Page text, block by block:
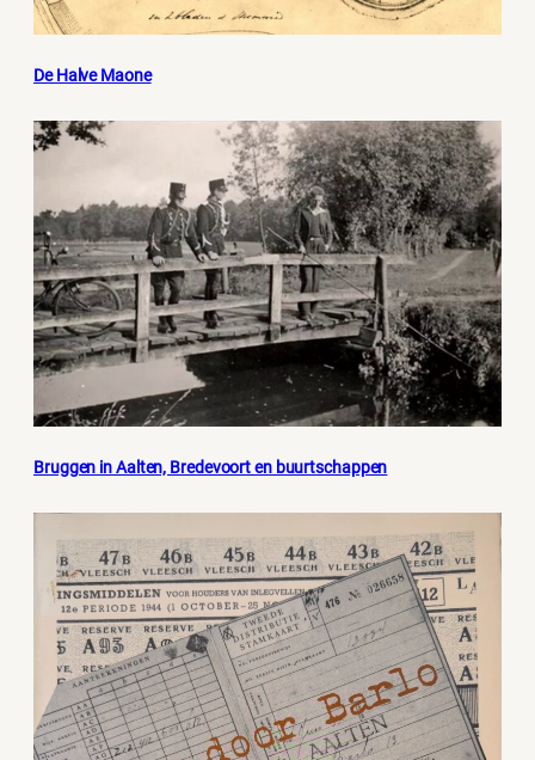
De Halve Maone
Bruggen in Aalten, Bredevoort en buurtschappen